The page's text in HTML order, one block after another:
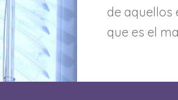
de aquellos
que es el